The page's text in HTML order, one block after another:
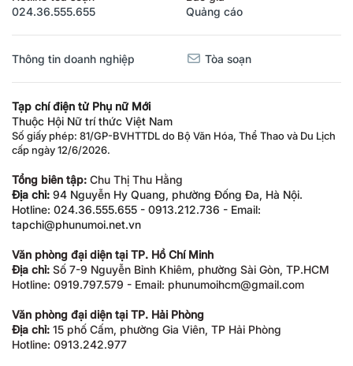
024.36.555.655
Quảng cáo
Thông tin doanh nghiệp Tòa soạn
Tạp chí điện tử Phụ nữ Mới
Thuộc Hội Nữ trí thức Việt Nam
Số giấy phép: 81/GP-BVHTTDL do Bộ Văn Hóa, Thể Thao và Du Lịch
cấp ngày 12/6/2026.
Tổng biên tập: Chu Thị Thu Hằng
Địa chỉ: 94 Nguyễn Hy Quang, phường Đống Đa, Hà Nội.
Hotline: 024.36.555.655 - 0913.212.736 - Email:
tapchi@phunumoi.net.vn
Văn phòng đại diện tại TP. Hồ Chí Minh
Địa chỉ: Số 7-9 Nguyễn Bỉnh Khiêm, phường Sài Gòn, TP.HCM
Hotline: 0919.797.579 - Email: phunumoihcm@gmail.com
Văn phòng đại diện tại TP. Hải Phòng
Địa chỉ: 15 phố Cấm, phường Gia Viên, TP Hải Phòng
Hotline: 0913.242.977